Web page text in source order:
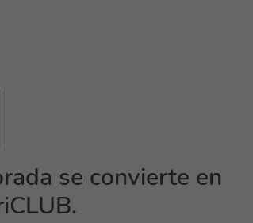
se convierte en